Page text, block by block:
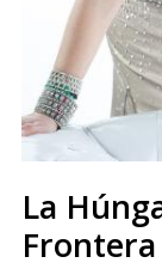
La
Frontera